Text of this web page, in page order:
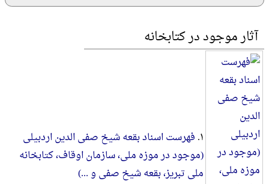
آثار موجود در کتابخانه
۱. فهرست اسناد بقعه شیخ صفی الدین اردبیلی
(موجود در موزه ملی، سازمان اوقاف، کتابخانه
ملی تبریز، بقعه شیخ صفی و ...)